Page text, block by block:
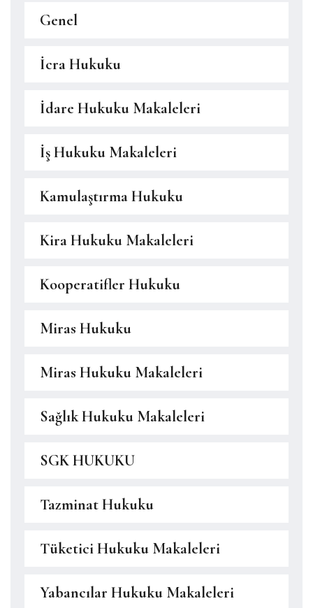
Genel
İcra Hukuku
İdare Hukuku Makaleleri
İş Hukuku Makaleleri
Kamulaştırma Hukuku
Kira Hukuku Makaleleri
Kooperatifler Hukuku
Miras Hukuku
Miras Hukuku Makaleleri
Sağlık Hukuku Makaleleri
SGK HUKUKU
Tazminat Hukuku
Tüketici Hukuku Makaleleri
Yabancılar Hukuku Makaleleri